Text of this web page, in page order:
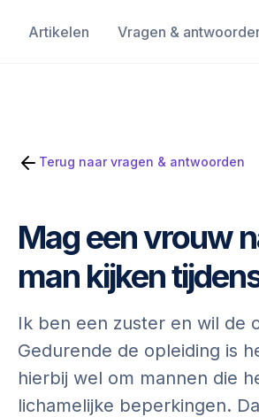
Artikelen Vragen &
Terug naar vragen & antwoorden
Mag een vrouw
man kijken
Ik ben een zuster en wil de
Gedurende de opleiding is
hierbij wel om mannen die
lichamelijke beperkingen.